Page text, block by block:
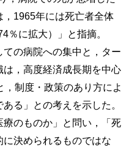
，1965年には死亡者全体
％に拡大）」と指摘。
ての病院への集中と，ター
は，高度経済成長期を中心
制度・政策のあり方によ
る」との考えを示した。
のものか」と問い，「死
決められるものではな